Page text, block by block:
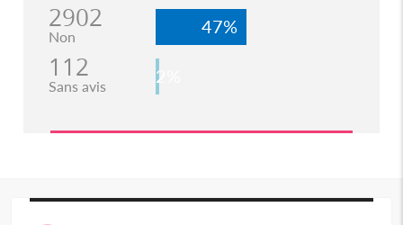
2902
Non 47%
112
Sans avis 2%